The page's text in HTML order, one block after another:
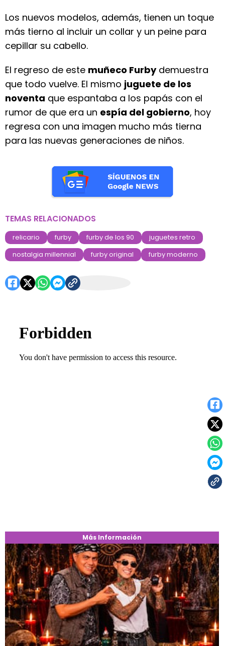
Más Información
Los nuevos modelos, además, tienen un toque
más tierno al incluir un collar y un peine para
cepillar su cabello.
El regreso de este muñeco Furbydemuestra
que todo vuelve. El mismo juguete de los
noventa que espantaba a los papás con el
rumor de que era un espía del gobierno, hoy
regresa con una imagen mucho más tierna
para las nuevas generaciones de niños.
TEMAS RELACIONADOS
relicario furby furby de los 90
juguetes retro
nostalgia millennial
furby original furby moderno